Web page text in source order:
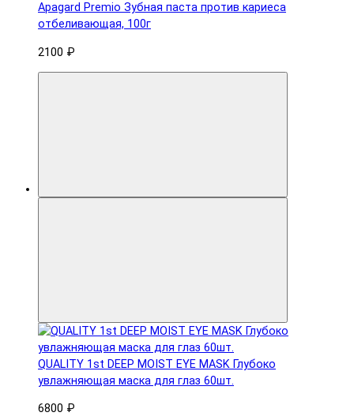
Apagard Premio Зубная паста против кариеса
отбеливающая, 100г
2100 ₽
QUALITY 1st DEEP MOIST EYE MASK Глубоко
увлажняющая маска для глаз 60шт.
6800 ₽